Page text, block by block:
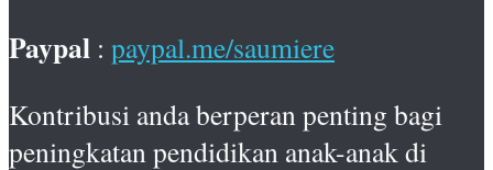
Paypal : paypal.me/saumiere
Kontribusi anda berperan penting bagi
peningkatan pendidikan anak-anak di